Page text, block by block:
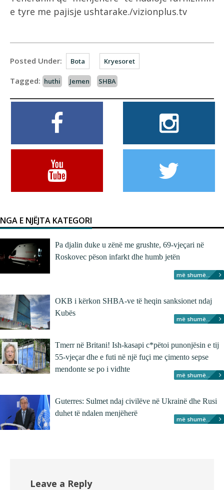
e tyre me pajisje ushtarake./vizionplus.tv
Posted Under: Bota Kryesoret
Tagged: huthi Jemen SHBA
NGA E NJËJTA KATEGORI
Pa djalin duke u zënë me grushte, 69-vjeçari në
Roskovec pëson infarkt dhe humb jetën
më shumë...
OKB i kërkon SHBA-ve të heqin sanksionet ndaj
Kubës
më shumë...
Tmerr në Britani! Ish-kasapi c*pëtoi punonjësin e tij
55-vjeçar dhe e futi në një fuçi me çimento sepse
mendonte se po i vidhte
më shumë...
Guterres: Sulmet ndaj civilëve në Ukrainë dhe Rusi
duhet të ndalen menjëherë
më shumë...
Leave a Reply